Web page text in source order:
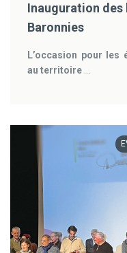
Inauguration des
Baronnies
L’occasion pour les
au territoire